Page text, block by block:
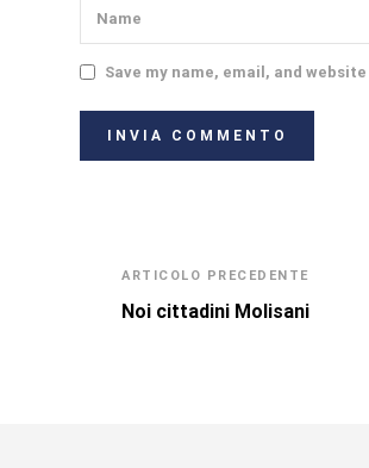
Save my name, email, and
ARTICOLO PRECEDENTE
Noi cittadini Molisani